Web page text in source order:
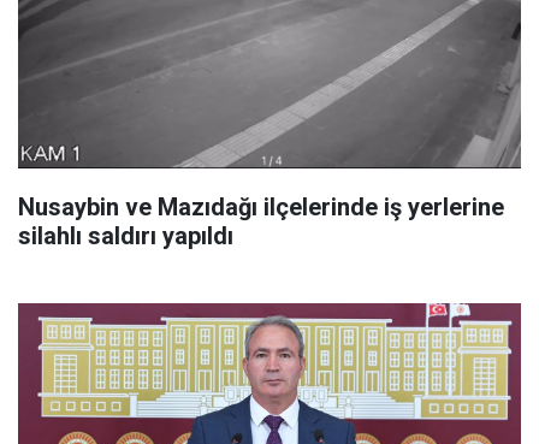
Nusaybin ve Mazıdağı ilçelerinde iş yerlerine
silahlı saldırı yapıldı